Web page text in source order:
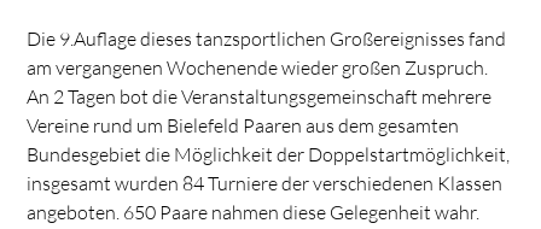
Die 9.Auflage dieses tanzsportlichen Großereignisses fand
am vergangenen Wochenende wieder großen Zuspruch.
An 2 Tagen bot die Veranstaltungsgemeinschaft mehrere
Vereine rund um Bielefeld Paaren aus dem gesamten
Bundesgebiet die Möglichkeit der Doppelstartmöglichkeit,
insgesamt wurden 84 Turniere der verschiedenen Klassen
angeboten. 650 Paare nahmen diese Gelegenheit wahr.